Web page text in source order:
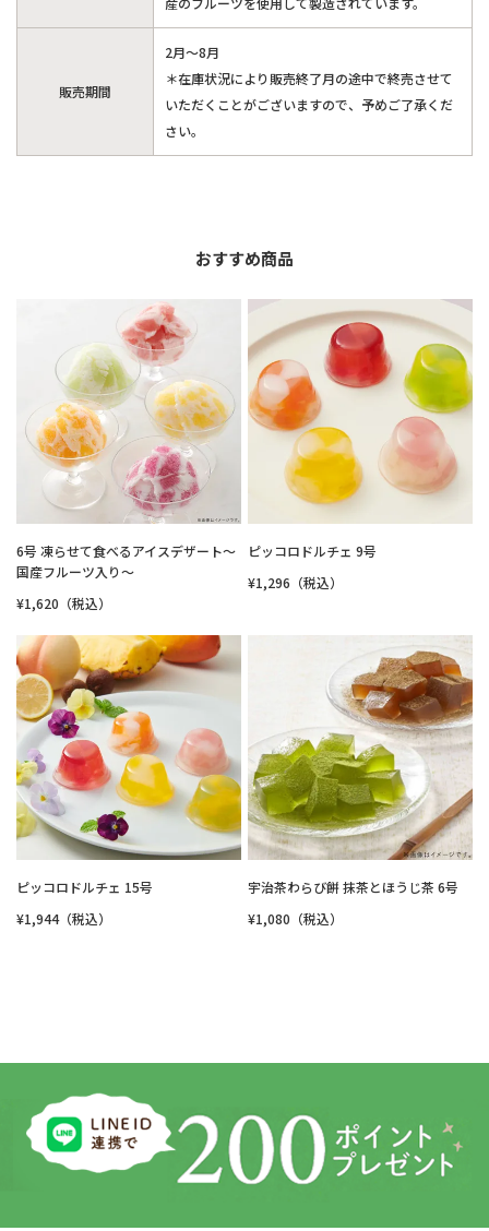
販売期間
2月～8月
＊在庫状況により販売終了月の途中で終売させて
いただくことがございますので、予めご了承くだ
さい。
おすすめ商品
6号 凍らせて食べるアイスデザート～
国産フルーツ入り～
¥1,620（税込）
ピッコロドルチェ 9号
¥1,296（税込）
ピッコロドルチェ 15号
¥1,944（税込）
宇治茶わらび餅 抹茶とほうじ茶 6号
¥1,080（税込）